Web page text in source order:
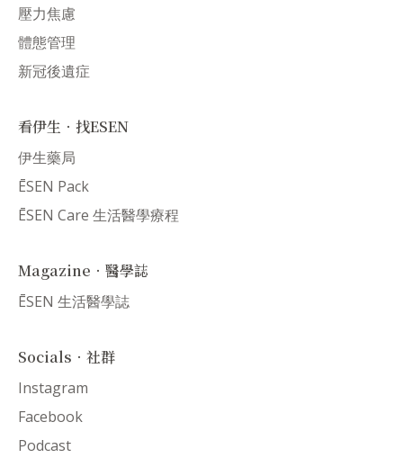
壓力焦慮
體態管理
新冠後遺症
看伊生．找ESEN
伊生藥局
ĒSEN Pack
ĒSEN Care 生活醫學療程
Magazine．醫學誌
ĒSEN 生活醫學誌
Socials．社群
Instagram
Facebook
Podcast